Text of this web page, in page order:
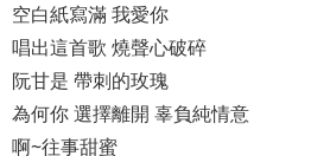
空白紙寫滿 我愛你
唱出這首歌 燒聲心破碎
阮甘是 帶刺的玫瑰
為何你 選擇離開 辜負純情意
啊~往事甜蜜